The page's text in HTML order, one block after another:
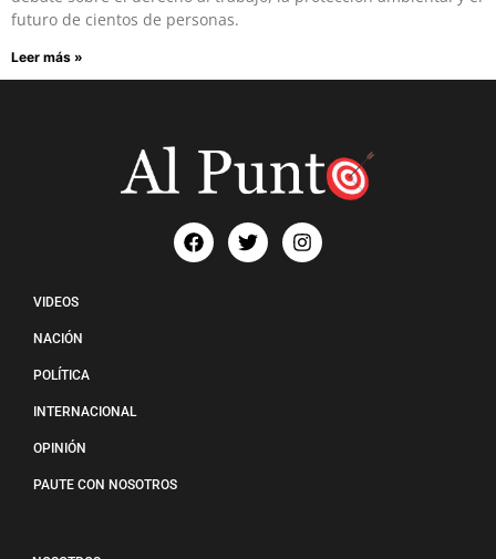
futuro de cientos de personas.
Leer más »
VIDEOS
NACIÓN
POLÍTICA
INTERNACIONAL
OPINIÓN
PAUTE CON NOSOTROS